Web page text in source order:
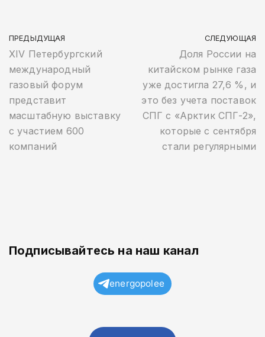
ПРЕДЫДУЩАЯ
XIV Петербургский
международный
газовый форум
представит
масштабную выставку
с участием 600
компаний
СЛЕДУЮЩАЯ
Доля России на
китайском рынке газа
уже достигла 27,6 %, и
это без учета поставок
СПГ с «Арктик СПГ-2»,
которые с сентября
стали регулярными
Подписывайтесь на наш канал
energopolee